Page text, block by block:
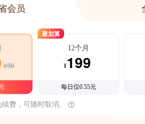
会员
¥39
最划算
12个月
¥199
每日仅0.55元
费，可随时取消。